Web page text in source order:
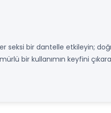
seksi bir dantelle etkileyin;
bir kullanımın keyfini